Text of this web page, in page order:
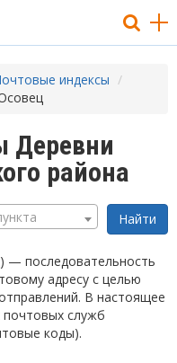
индексы
Деревни
района
— последовательность
адресу с целью
В настоящее
служб
коды).